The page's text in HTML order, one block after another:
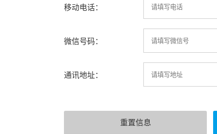
移动电话：
微信号码：
通讯地址：